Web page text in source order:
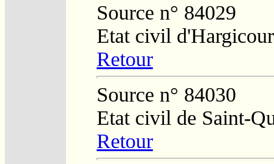
Source n° 84029
Etat civil
Retour
Source n° 84030
Etat civil de Saint-
Retour